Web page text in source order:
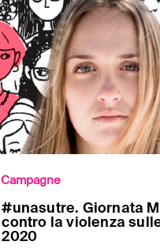
Campagne
#unasutre. Giornata
contro la violenza
2020